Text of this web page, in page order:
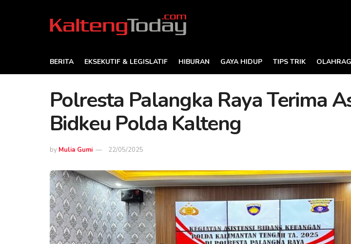
BERITA EKSEKUTIF & LEGISLATIF HIBURAN GAYA HIDUP TIPS TRIK
Polresta Palangka Raya Terima
Bidkeu Polda Kalteng
by Mulia Gumi 22/05/2025